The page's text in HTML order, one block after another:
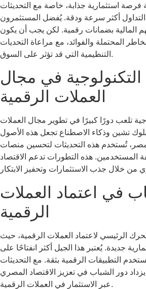
فرصة استثمارية جذابة، خاصة مع التحديثات
التداول أكثر سرعة ودقة. يُفضل المستثمرون
المالية بضمانات رقمية. لكن يجب أن يكون
المحتملة والفوائد، مع مراعاة التحديات
التنظيمية التي قد تؤثر على السوق.
التكنولوجية في مجال
العملات الرقمية
تلعب دورًا كبيرًا في تطوير مجال العملات
تشين وذكاء الاصطناع تجعل هذه الأصول
مصر، تُستخدم هذه التحديثات لتحسين منصات
المستخدمين. هذه التطورات تدعم الاقتصاد
في اعتماد العملات
الرقمية
الرئيسي لاعتماد العملات الرقمية، حيث
جديدة. يُعتبر هذا الجيل أكثر انفتاحًا على
التطبيقات الرقمية بثقة. مع التحديثات
يزداد دور الشباب في تعزيز الاقتصاد المصري
عبر الاستثمار في العملات الرقمية.